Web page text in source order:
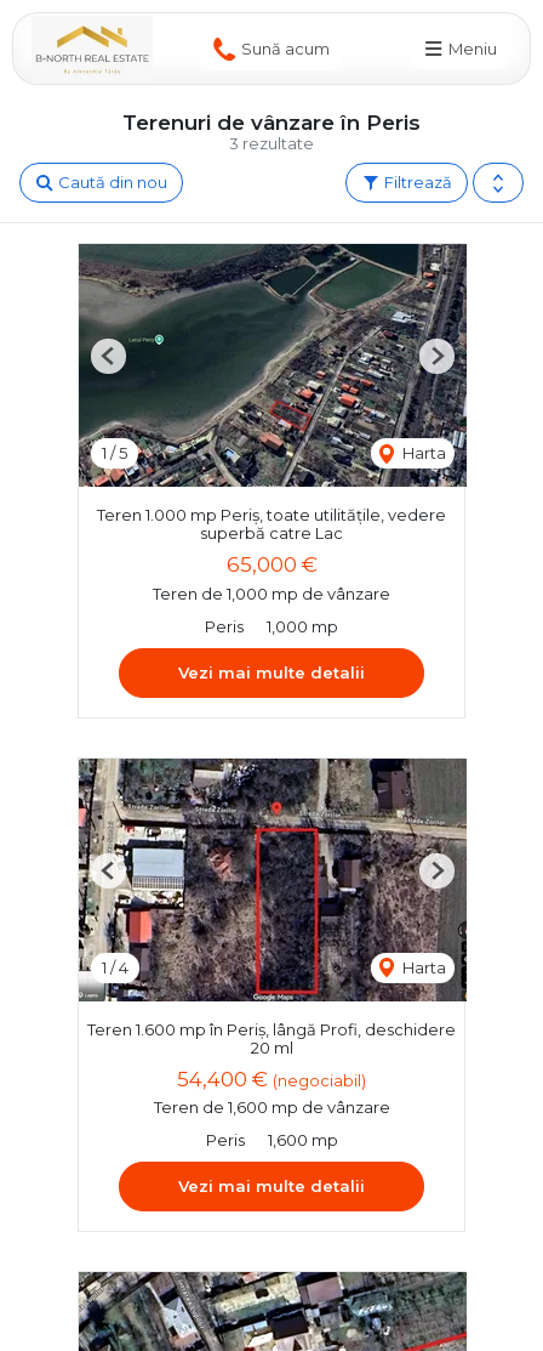
Sună acum Meniu
3 rezultate
Terenuri de vânzare în Peris
Filtrează
Caută din nou
1 /5 Harta
Previous Next
Teren 1.000 mp Periș, toate utilitățile, vedere
superbă catre Lac
65,000 €
Teren de 1,000 mp de vânzare
Peris
1,000 mp
Vezi mai multe detalii
1 /4 Harta
Previous Next
Teren 1.600 mp în Periș, lângă Profi, deschidere
20 ml
54,400 € (negociabil)
Teren de 1,600 mp de vânzare
Peris
1,600 mp
Vezi mai multe detalii